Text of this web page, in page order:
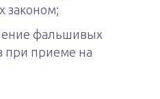
законом;
фальшивых
при приеме на